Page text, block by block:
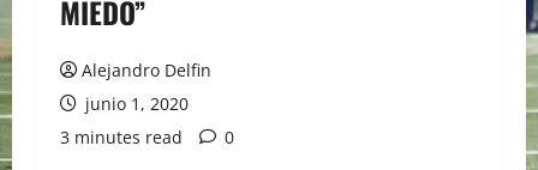
MIEDO”
Alejandro Delfin
junio 1, 2020
3 minutes read
0